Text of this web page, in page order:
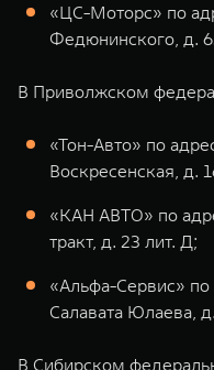
«ЦС-Моторс» по
Федюнинского, д.
В Приволжском
«Тон-Авто» по
Воскресенская, д.
«КАН АВТО» по
тракт, д. 23 лит. Д;
«Альфа-Сервис» по
Салавата Юлаева,
В Сибирском